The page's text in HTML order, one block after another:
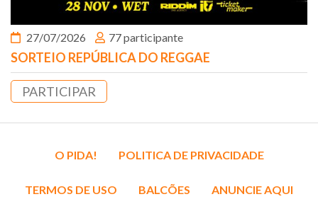
27/07/2026 77 participante
SORTEIO REPÚBLICA DO REGGAE
PARTICIPAR
O PIDA! POLITICA DE PRIVACIDADE
TERMOS DE USO BALCÕES ANUNCIE AQUI